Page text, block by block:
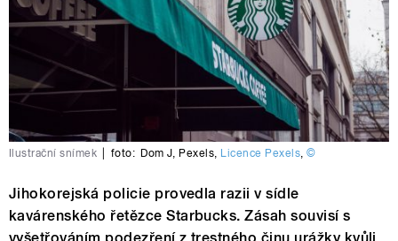
Ilustrační snímek foto: Dom J ,Pexels Licence Pexels ©
Jihokorejská policie provedla razii v sídle
kavárenského řetězce Starbucks. Zásah souvisí s
vyšetřováním podezření z trestného činu urážky kvůli